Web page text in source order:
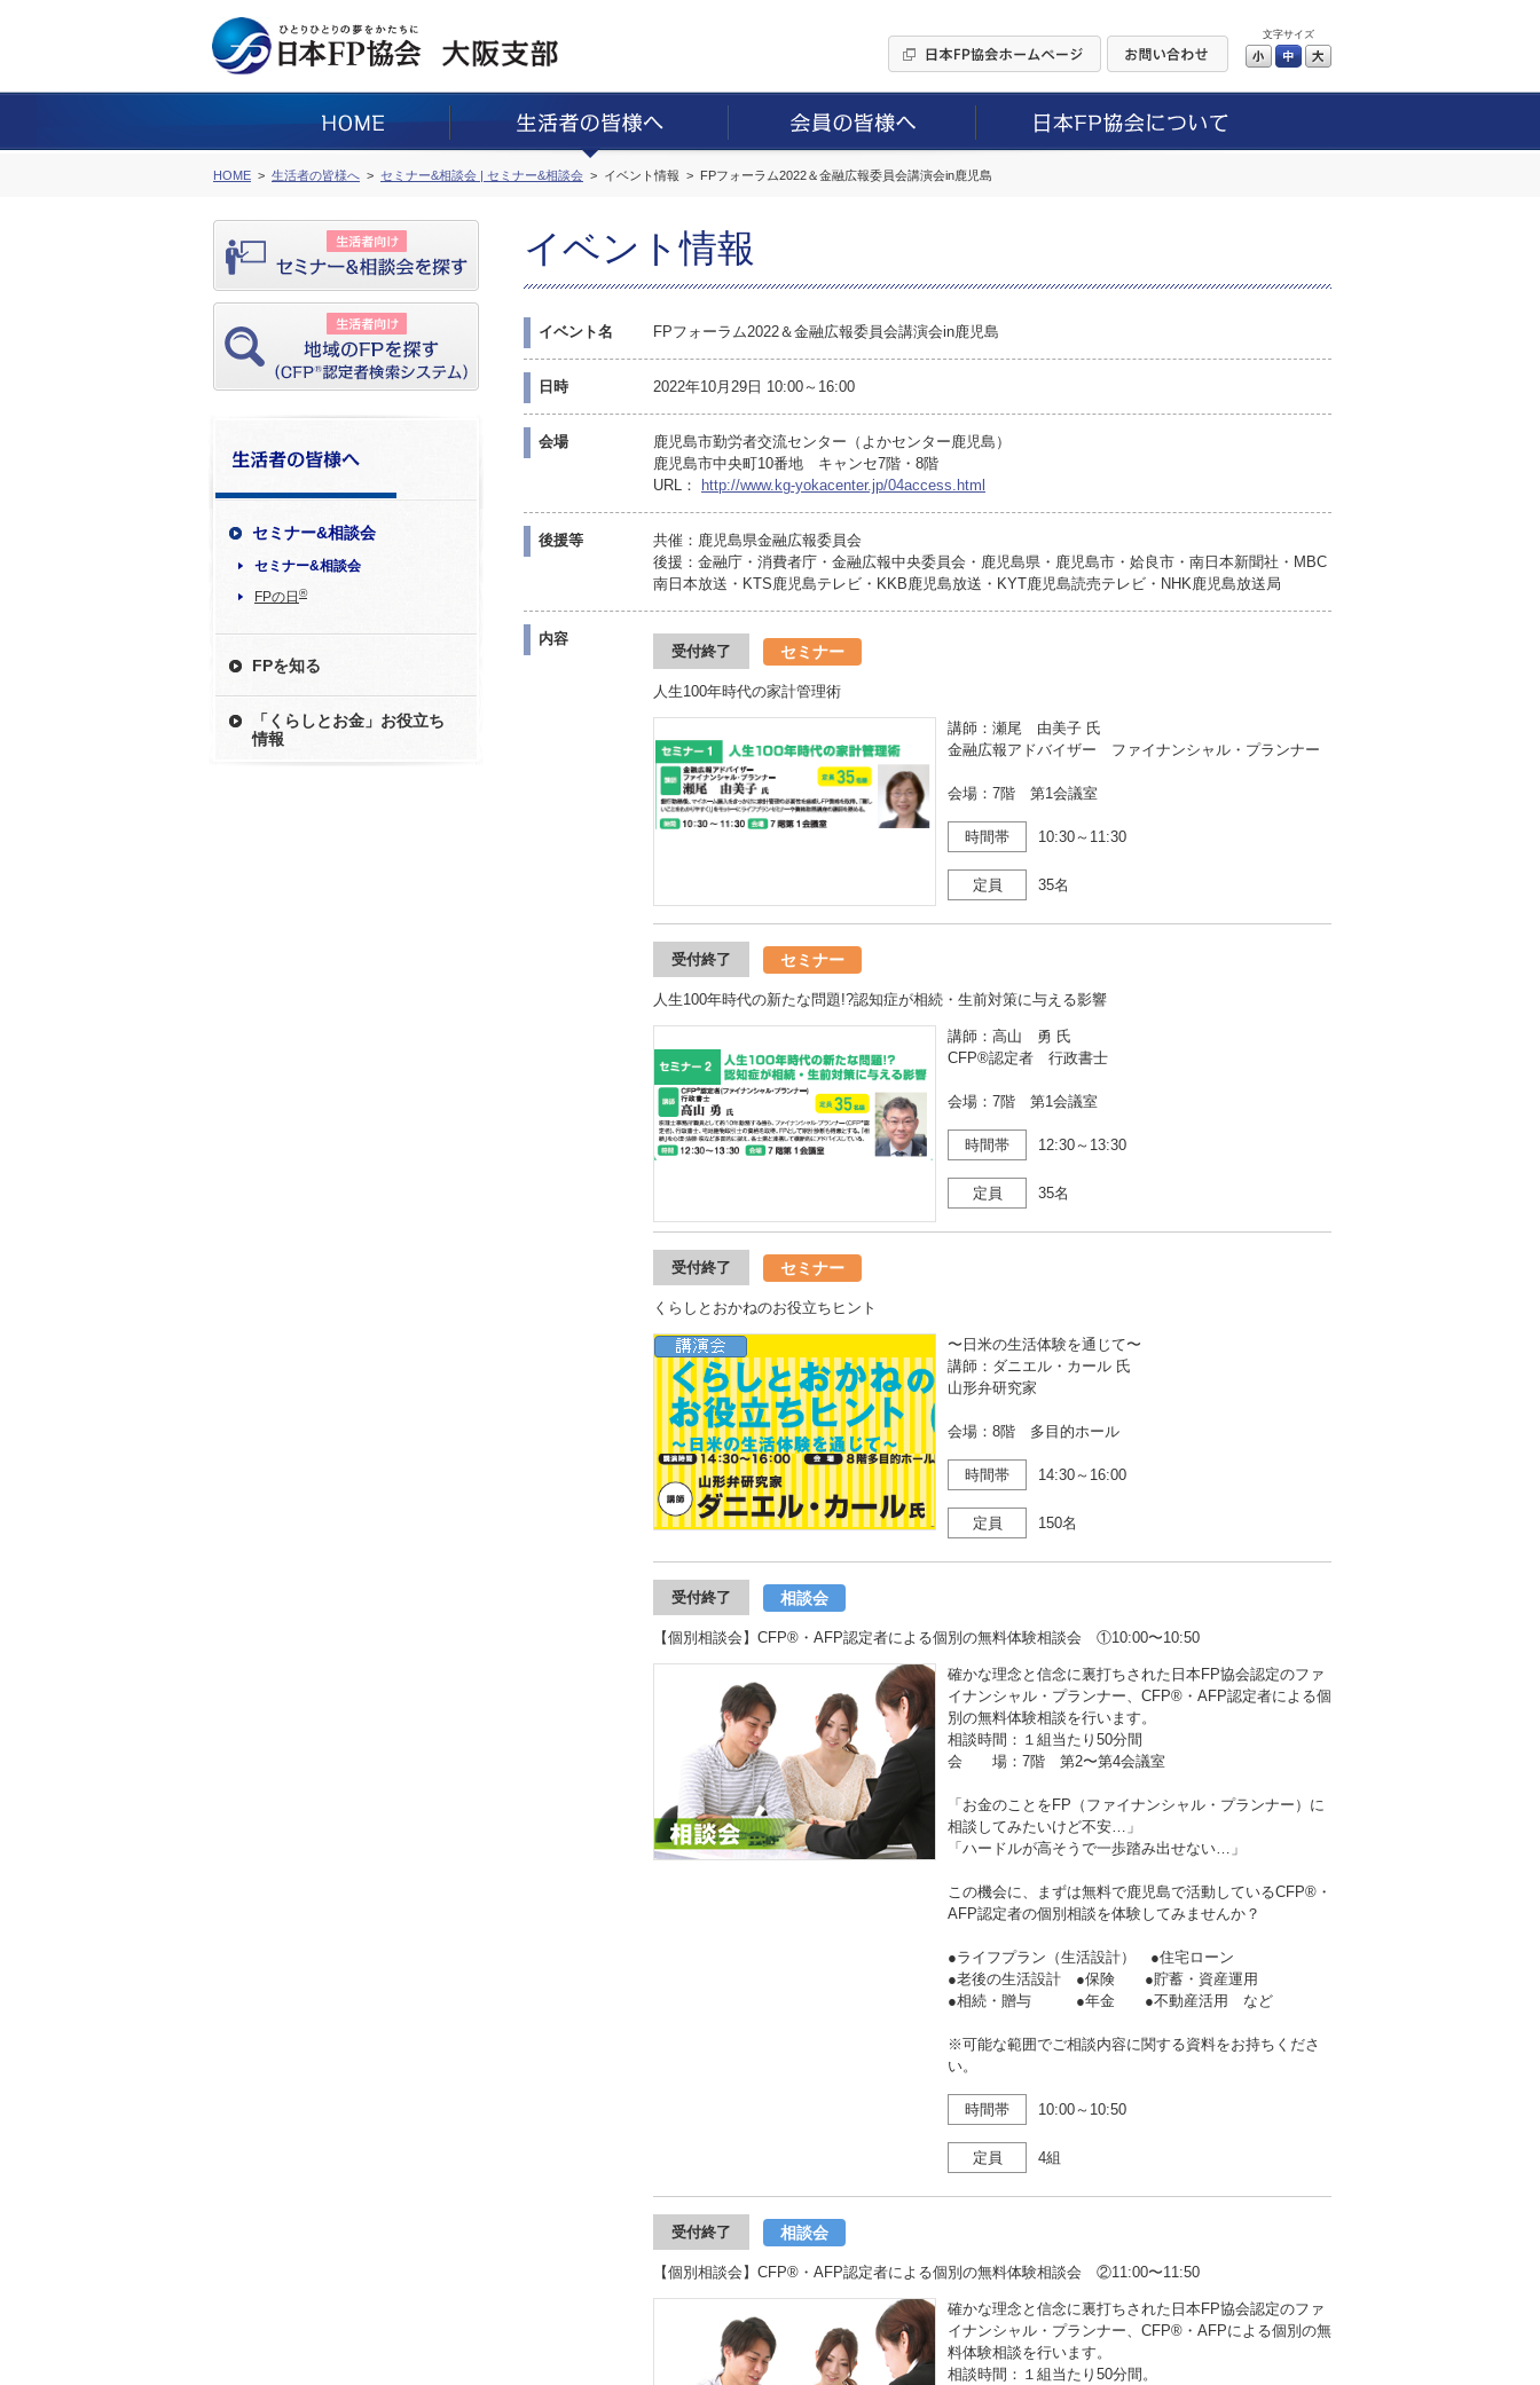
文字サイズ
小 中
HOME 生活者の皆様へ セミナー&相談会 | セミナー&相談会 イベント情報 FPフォーラム2022＆金融広報委員会講演会in鹿児島
セミナー&相談会
セミナー&相談会
FPの日 ®
FPを知る
「くらしとお金」お役立ち
情報
イベント情報
イベント名 FPフォーラム2022＆金融広報委員会講演会in鹿児島
日時 2022年10月29日 10:00～16:00
会場
鹿児島市勤労者交流センター（よかセンター鹿児島）
鹿児島市中央町10番地 キャンセ7階・8階
URL：
http://www.kg-yokacenter.jp/04access.html
後援等
共催：鹿児島県金融広報委員会
後援：金融庁・消費者庁・金融広報中央委員会・鹿児島県・鹿児島市・姶良市・南日本新聞社・MBC
南日本放送・KTS鹿児島テレビ・KKB鹿児島放送・KYT鹿児島読売テレビ・NHK鹿児島放送局
内容
受付終了 セミナー
人生100年時代の家計管理術
講師：瀬尾 由美子 氏
金融広報アドバイザー ファイナンシャル・プランナー
会場：7階 第1会議室
時間帯 10:30～11:30
定員 35名
受付終了 セミナー
人生100年時代の新たな問題!?認知症が相続・生前対策に与える影響
講師：高山 勇 氏
CFP®認定者 行政書士
会場：7階 第1会議室
時間帯 12:30～13:30
定員 35名
受付終了 セミナー
くらしとおかねのお役立ちヒント
〜日米の生活体験を通じて〜
講師：ダニエル・カール 氏
山形弁研究家
会場：8階 多目的ホール
時間帯 14:30～16:00
定員 150名
受付終了 相談会
【個別相談会】CFP®・AFP認定者による個別の無料体験相談会 ①10:00〜10:50
確かな理念と信念に裏打ちされた日本FP協会認定のファ
イナンシャル・プランナー、CFP®・AFP認定者による個
別の無料体験相談を行います。
相談時間：１組当たり50分間
会 場：7階 第2〜第4会議室
「お金のことをFP（ファイナンシャル・プランナー）に
相談してみたいけど不安…」
「ハードルが高そうで一歩踏み出せない…」
この機会に、まずは無料で鹿児島で活動しているCFP®・
AFP認定者の個別相談を体験してみませんか？
●ライフプラン（生活設計） ●住宅ローン
●老後の生活設計 ●保険 ●貯蓄・資産運用
●相続・贈与 ●年金 ●不動産活用 など
※可能な範囲でご相談内容に関する資料をお持ちくださ
い。
時間帯 10:00～10:50
定員 4組
受付終了 相談会
【個別相談会】CFP®・AFP認定者による個別の無料体験相談会 ②11:00〜11:50
確かな理念と信念に裏打ちされた日本FP協会認定のファ
イナンシャル・プランナー、CFP®・AFPによる個別の無
料体験相談を行います。
相談時間：１組当たり50分間。